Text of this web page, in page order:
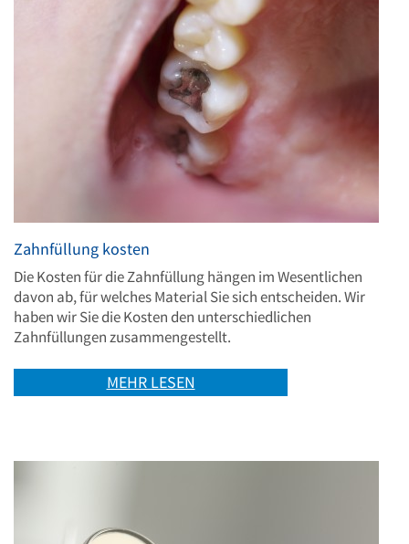
Zahnfüllung kosten
Die Kosten für die Zahnfüllung hängen im Wesentlichen
davon ab, für welches Material Sie sich entscheiden. Wir
haben wir Sie die Kosten den unterschiedlichen
Zahnfüllungen zusammengestellt.
MEHR LESEN